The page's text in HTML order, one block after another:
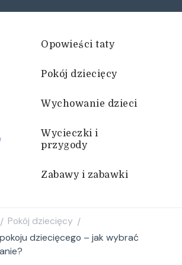
tarapatach
Opowieści taty
Pokój dziecięcy
Wychowanie dzieci
Wycieczki i
przygody
Zabawy i zabawki
/ Pokój dziecięcy /
dziecięcego – jak wybrać